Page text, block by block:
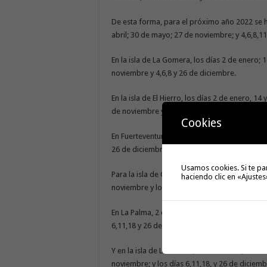
De esta forma, para el próximo año 2022 se
abril; 30 de mayo; 27 de noviembre; y
En la isla de La Gomera, los días 2 de
noviembre y 4,6,8 y 26 de diciembre.
En la isla de El Hierro, los días 2 de enero,
de noviembre y los días 6,8 y 26 de diciembre
En Fuerteventura, el 2 de enero, 14 de abril,
26 de diciembre de 2022.
Para la isla de Gran Canaria se han escogido
noviembre y los días 6,8,11,18 y 26 de
En La Palma, 2 de enero, 14 de abril, 30 de
6,11,18 y 26 de diciembre.
Y en la isla de Lanzarote, el 2 de enero, 14
noviembre; y los días 6,11,18, y 26 de
Cookies
Usamos cookies. Si te
haciendo clic en